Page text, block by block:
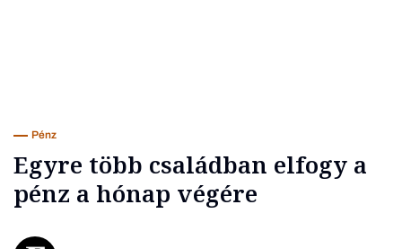
Pénz
Egyre több családban elfogy a
pénz a hónap végére